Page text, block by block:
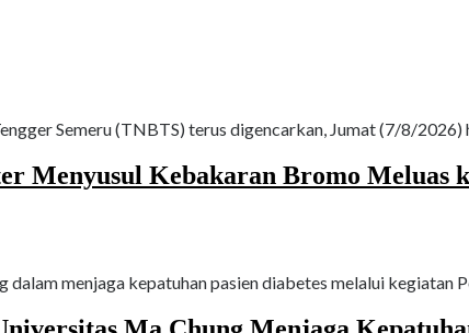
Semeru (TNBTS) terus digencarkan, Jumat (7/8/
Menyusul Kebakaran Bromo Meluas
menjaga kepatuhan pasien diabetes melalui kegiatan